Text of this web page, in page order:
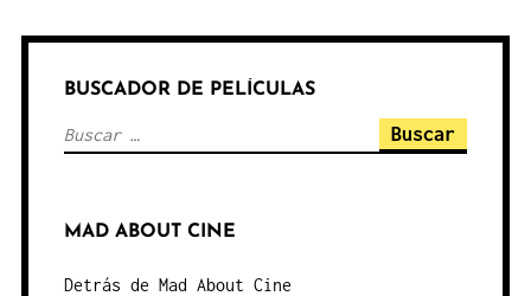
BUSCADOR DE PELÍCULAS
Buscar:
MAD ABOUT CINE
Detrás de Mad About Cine